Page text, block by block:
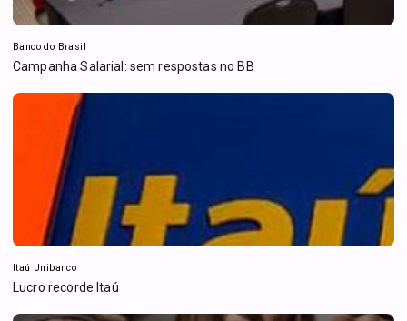
Banco do Brasil
Campanha Salarial: sem respostas no BB
Itaú Unibanco
Lucro recorde Itaú